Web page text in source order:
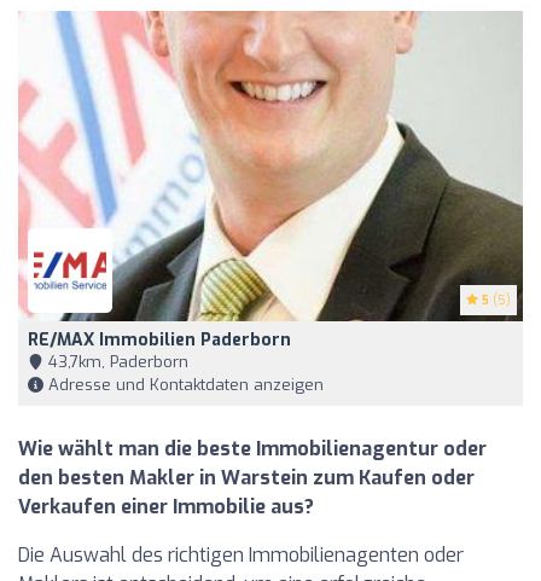
5 (5)
RE/MAX Immobilien Paderborn
43,7km, Paderborn
Adresse und Kontaktdaten anzeigen
Wie wählt man die beste Immobilienagentur oder
den besten Makler in Warstein zum Kaufen oder
Verkaufen einer Immobilie aus?
Die Auswahl des richtigen Immobilienagenten oder